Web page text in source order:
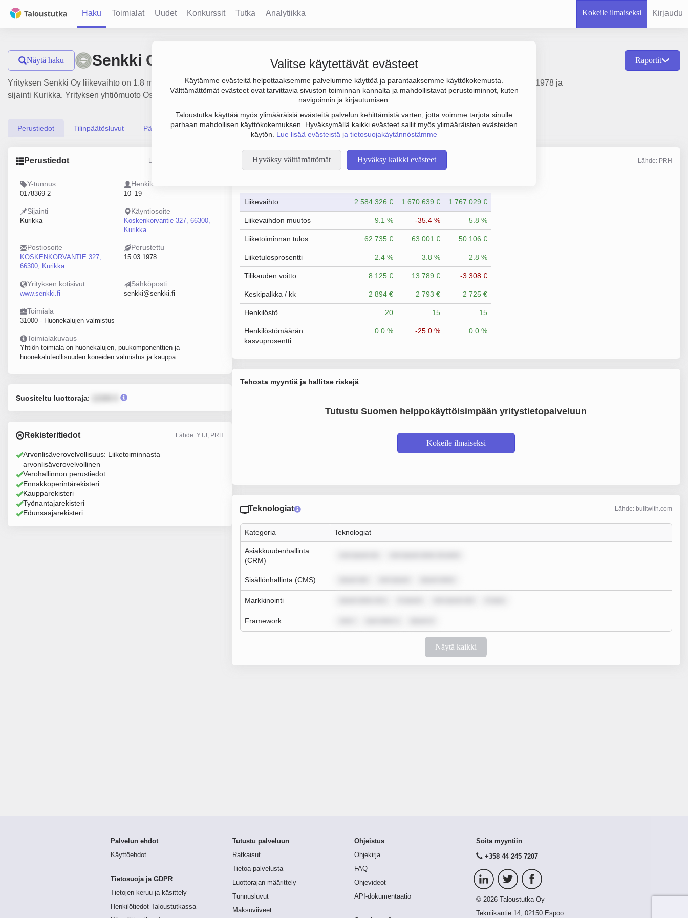
Haku Toimialat Uudet Konkurssit Tutka Analytiikka Kokeile ilmaiseksi Kirjaudu
Valitse käytettävät evästeet
Käytämme evästeitä helpottaaksemme palvelumme käyttöä ja parantaaksemme käyttökokemusta.
Välttämättömät evästeet ovat tarvittavia sivuston toiminnan kannalta ja mahdollistavat perustoiminnot, kuten
navigoinnin ja kirjautumisen.
Taloustutka käyttää myös ylimääräisiä evästeitä palvelun kehittämistä varten, jotta voimme tarjota sinulle
parhaan mahdollisen käyttökokemuksen. Hyväksymällä kaikki evästeet sallit myös ylimääräisten evästeiden
käytön. Lue lisää evästeistä ja tietosuojakäytännöstämme
Hyväksy välttämättömät Hyväksy kaikki evästeet
Näytä haku Senkki Oy Raportit
Yrityksen Senkki Oy liikevaihto on 1.8 milj. €, tulos 50 000 € ja henkilöstömäärä 15. Sen päätoimiala on Huonekalujen valmistus, perustamisvuosi 1978 ja
sijainti Kurikka. Yrityksen yhtiömuoto Osakeyhtiö (OY).
Perustiedot Tilinpäätösluvut Päättäjätiedot
Perustiedot Lähde: YTJ, PRH, Traficom
Y-tunnus
0178369-2
Henkilöstömäärä
10–19
Sijainti
Kurikka
Käyntiosoite
Koskenkorvantie 327, 66300,
Kurikka
Postiosoite
KOSKENKORVANTIE 327,
66300, Kurikka
Perustettu
15.03.1978
Yrityksen kotisivut
www.senkki.fi
Sähköposti
senkki@senkki.fi
Toimiala
31000 - Huonekalujen valmistus
Toimialakuvaus
Yhtiön toimiala on huonekalujen, puukomponenttien ja
huonekaluteollisuuden koneiden valmistus ja kauppa.
Suositeltu luottoraja:
Rekisteritiedot Lähde: YTJ, PRH
Arvonlisäverovelvollisuus: Liiketoiminnasta
arvonlisäverovelvollinen
Verohallinnon perustiedot
Ennakkoperintärekisteri
Kaupparekisteri
Työnantajarekisteri
Edunsaajarekisteri
Taloustiedot Lähde: PRH
Liikevaihto 2 584 326 € 1 670 639 € 1 767 029 €
Liikevaihdon muutos 9.1 % -35.4 % 5.8 %
Liiketoiminnan tulos 62 735 € 63 001 € 50 106 €
Liiketulosprosentti 2.4 % 3.8 % 2.8 %
Tilikauden voitto 8 125 € 13 789 € -3 308 €
Keskipalkka / kk 2 894 € 2 793 € 2 725 €
Henkilöstö 20 15 15
Henkilöstömäärän
kasvuprosentti
0.0 % -25.0 % 0.0 %
Tehosta myyntiä ja hallitse riskejä
Tutustu Suomen helppokäyttöisimpään yritystietopalveluun
Kokeile ilmaiseksi
Teknologiat Lähde: builtwith.com
Kategoria Teknologiat
Asiakkuudenhallinta
(CRM)
Sisällönhallinta (CMS)
Markkinointi
Framework
Näytä kaikki
Palvelun ehdot
Käyttöehdot
Tietosuoja ja GDPR
Tietojen keruu ja käsittely
Henkilötiedot Taloustutkassa
Tutustu palveluun
Ratkaisut
Tietoa palvelusta
Luottorajan määrittely
Tunnusluvut
Maksuviiveet
Ohjeistus
Ohjekirja
FAQ
Ohjevideot
API-dokumentaatio
Soita myyntiin
+358 44 245 7207
© 2026 Taloustutka Oy
Tekniikantie 14, 02150 Espoo